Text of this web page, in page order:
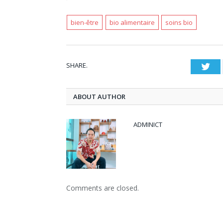
bien-être bio alimentaire soins bio
SHARE.
ABOUT AUTHOR
ADMINICT
Comments are closed.